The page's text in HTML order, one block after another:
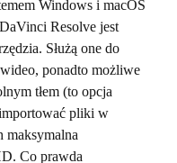
Windows i macOS
Resolve jest
Służą one do
ponadto możliwe
tłem (to opcja
pliki w
maksymalna
Co prawda